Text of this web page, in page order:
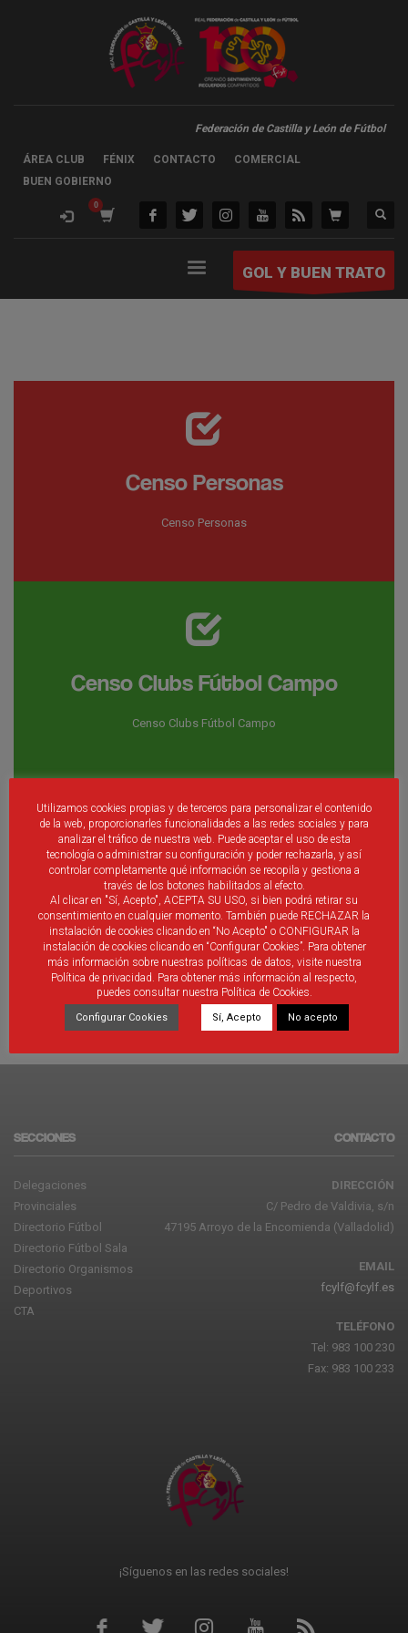
Federación de Castilla y León de Fútbol
ÁREA CLUB FÉNIX CONTACTO
COMERCIAL
BUEN GOBIERNO
GOL Y BUEN TRATO
Censo Personas
Censo Personas
Censo Clubs Fútbol Campo
Censo Clubs Fútbol Campo
Censo Clubs Fútbol Sala
Censo Clubs Fútbol Sala
SECCIONES
Delegaciones
Provinciales
Directorio Fútbol
Directorio Fútbol Sala
Directorio Organismos
Deportivos
CTA
CONTACTO
DIRECCIÓN
C/ Pedro de Valdivia, s/n
47195 Arroyo de la Encomienda (Valladolid)
EMAIL
fcylf@fcylf.es
TELÉFONO
Tel: 983 100 230
Fax: 983 100 233
¡Síguenos en las redes sociales!
Utilizamos cookies propias y de terceros para personalizar el contenido
de la web, proporcionarles funcionalidades a las redes sociales y para
analizar el tráfico de nuestra web. Puede aceptar el uso de esta
tecnología o administrar su configuración y poder rechazarla, y así
controlar completamente qué información se recopila y gestiona a
través de los botones habilitados al efecto.
Al clicar en "Sí, Acepto", ACEPTA SU USO, si bien podrá retirar su
consentimiento en cualquier momento. También puede RECHAZAR la
instalación de cookies clicando en “No Acepto" o CONFIGURAR la
instalación de cookies clicando en “Configurar Cookies”. Para obtener
más información sobre nuestras políticas de datos, visite nuestra
Política de privacidad. Para obtener más información al respecto,
puedes consultar nuestra Política de Cookies.
Configurar Cookies Sí, Acepto No acepto